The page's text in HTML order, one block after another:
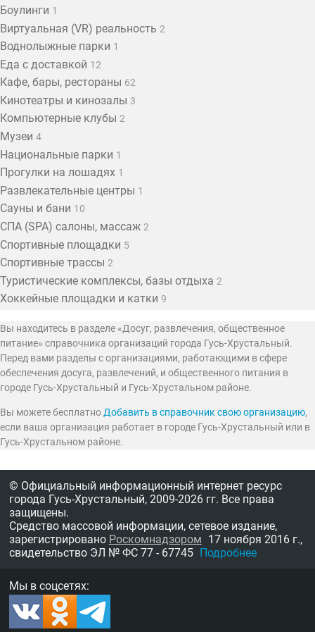
Боулинги 1
Виртуальная (VR) реальность 2
Воднолыжные парки 1
Еда с доставкой 12
Кафе, бары, рестораны 62
Кинотеатры и кинозалы 3
Компьютерные клубы 2
Музеи 4
Национальные парки 1
Прогулки на лошадях 1
Развлекательные центры 1
Сауны и бани 10
СПА (SPA) салоны, массаж 2
Спортивные площадки 5
Спортивные трассы 2
Туристические комплексы, базы отдыха 2
Хоккейные площадки и катки 9
Вы находитесь в разделе «Досуг, развлечения, общественное
питание» справочника организаций города Гусь-Хрустальный.
Перед вами разделы с организациями, работающими в сфере
обеспечения досуга, развлечений, и общественного питания в
городе Гусь-Хрустальный и Гусь-Хрустальном районе.
Вы можете бесплатноДобавить в справочник свою организацию,
если ваша организация работает в городе Гусь-Хрустальный или в
Гусь-Хрустальном районе.
© Официальный информационный интернет ресурс
города Гусь-Хрустальный, 2009-2026 гг. Все права
защищены.
Средство массовой информации, сетевое издание,
зарегистрировано Роскомнадзором 17 ноября 2016 г.,
свидетельство ЭЛ № ФС 77 - 67745 Подробнее
Мы в соцсетях: